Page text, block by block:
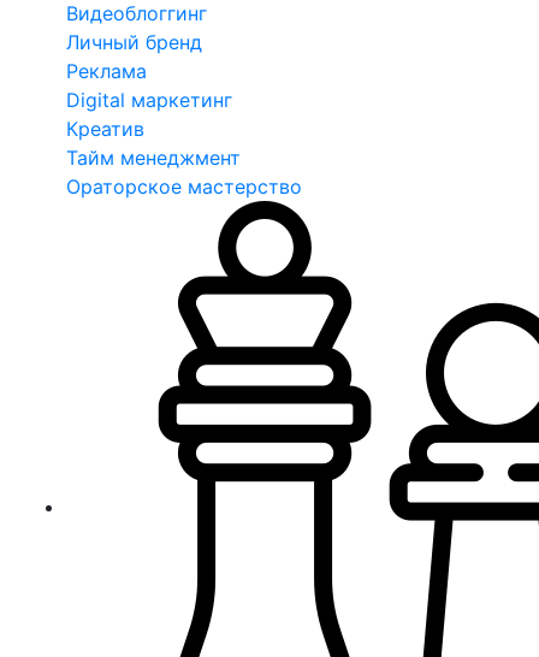
Видеоблоггинг
Личный бренд
Реклама
Digital маркетинг
Креатив
Тайм менеджмент
Ораторское мастерство